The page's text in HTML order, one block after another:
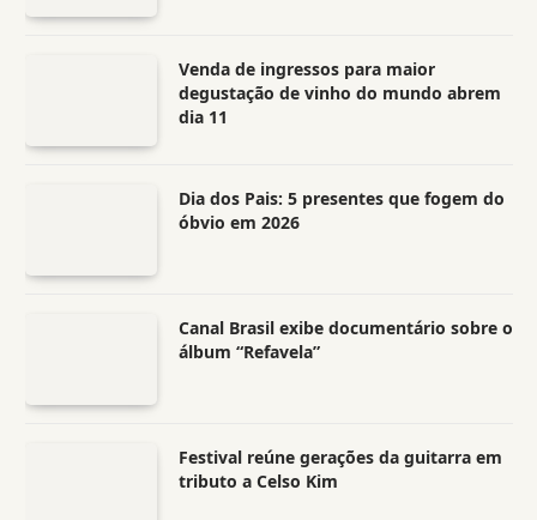
Venda de ingressos para maior
degustação de vinho do mundo abrem
dia 11
Dia dos Pais: 5 presentes que fogem do
óbvio em 2026
Canal Brasil exibe documentário sobre o
álbum “Refavela”
Festival reúne gerações da guitarra em
tributo a Celso Kim